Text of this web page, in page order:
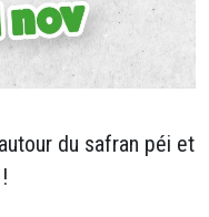
du safran péi et